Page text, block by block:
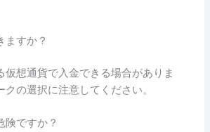
ますか？
仮想通貨で入金できる場合がありま
の選択に注意してください。
険ですか？